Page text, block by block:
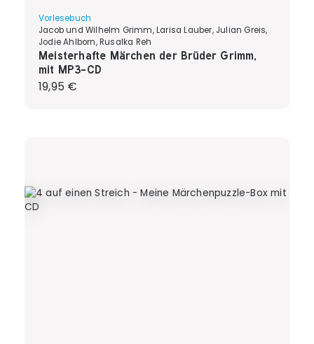
Vorlesebuch
Jacob und Wilhelm Grimm, Larisa Lauber, Julian Greis,
Jodie Ahlborn, Rusalka Reh
Meisterhafte Märchen der Brüder Grimm,
mit MP3-CD
Regulärer Preis:
19,95 €